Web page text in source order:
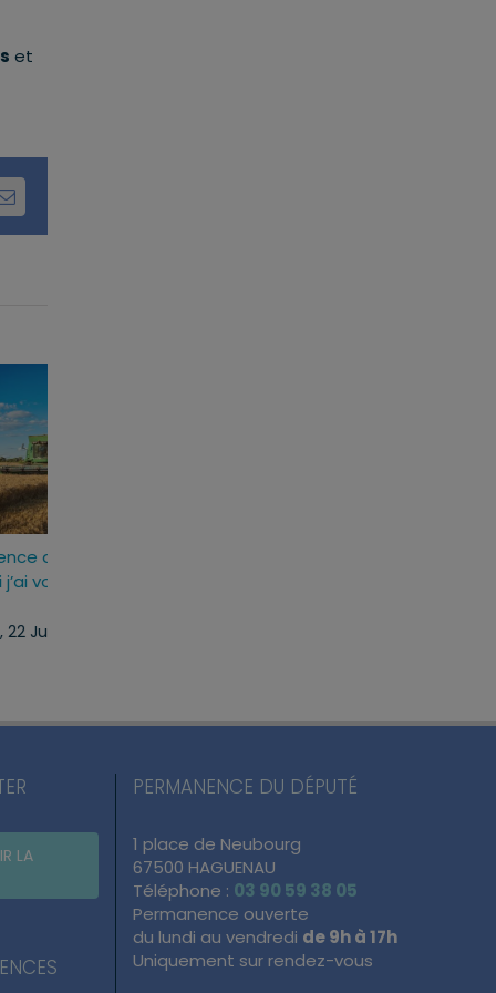
et
Email
LA
PERMANENCE DU DÉPUTÉ
1 place de Neubourg
67500 HAGUENAU
Téléphone : 03 90 59 38 05
Permanence ouverte
du lundi au vendredi de 9h à 17h
Uniquement sur rendez-vous